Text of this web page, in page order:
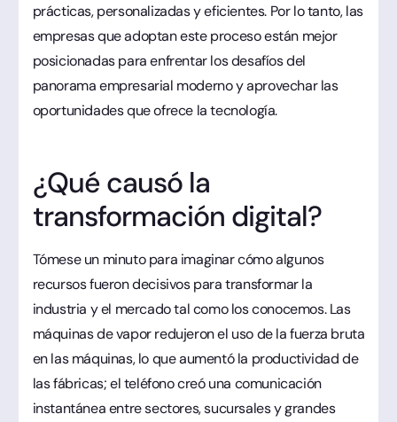
prácticas, personalizadas y eficientes. Por lo tanto, las
empresas que adoptan este proceso están mejor
posicionadas para enfrentar los desafíos del
panorama empresarial moderno y aprovechar las
oportunidades que ofrece la tecnología.
¿Qué causó la
transformación digital?
Tómese un minuto para imaginar cómo algunos
recursos fueron decisivos para transformar la
industria y el mercado tal como los conocemos. Las
máquinas de vapor redujeron el uso de la fuerza bruta
en las máquinas, lo que aumentó la productividad de
las fábricas; el teléfono creó una comunicación
instantánea entre sectores, sucursales y grandes